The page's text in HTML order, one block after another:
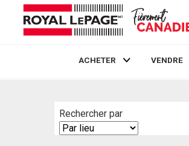
ACHETER VENDRE
Rechercher par
Search
By